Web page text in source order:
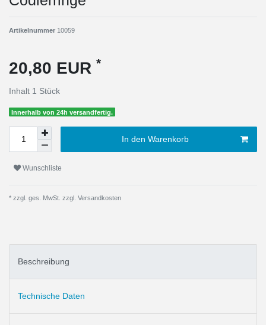
Artikelnummer 10059
20,80 EUR *
Inhalt 1 Stück
Innerhalb von 24h versandfertig.
In den Warenkorb
Wunschliste
* zzgl. ges. MwSt. zzgl. Versandkosten
Beschreibung
Technische Daten